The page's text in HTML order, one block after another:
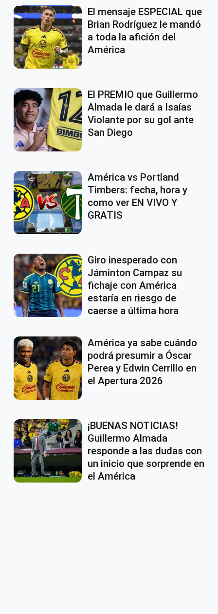
El mensaje ESPECIAL que
Brian Rodríguez le mandó
a toda la afición del
América
El PREMIO que Guillermo
Almada le dará a Isaías
Violante por su gol ante
San Diego
América vs Portland
Timbers: fecha, hora y
como ver EN VIVO Y
GRATIS
Giro inesperado con
Jáminton Campaz su
fichaje con América
estaría en riesgo de
caerse a última hora
América ya sabe cuándo
podrá presumir a Óscar
Perea y Edwin Cerrillo en
el Apertura 2026
¡BUENAS NOTICIAS!
Guillermo Almada
responde a las dudas con
un inicio que sorprende en
el América